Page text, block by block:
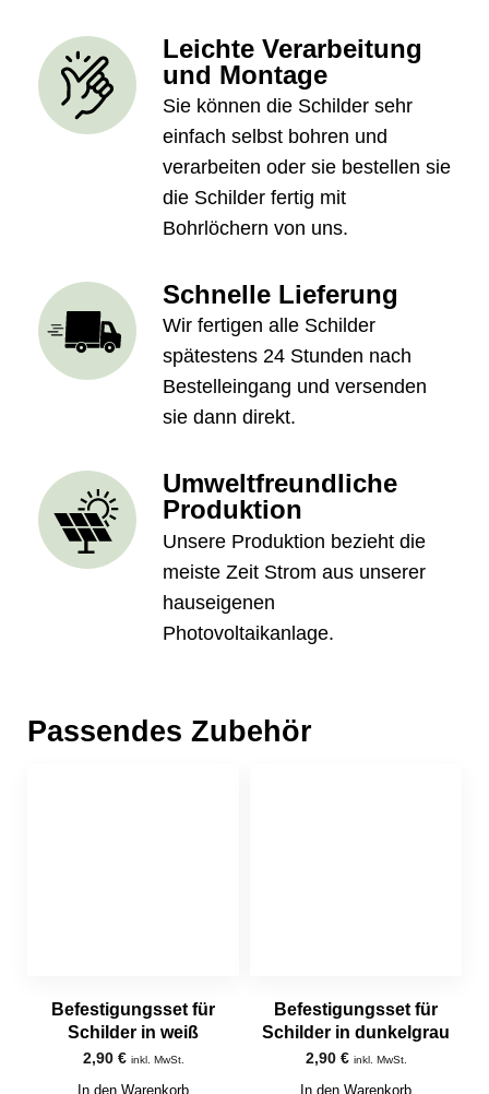
Leichte Verarbeitung
und Montage
Sie können die Schilder sehr
einfach selbst bohren und
verarbeiten oder sie bestellen sie
die Schilder fertig mit
Bohrlöchern von uns.
Schnelle Lieferung
Wir fertigen alle Schilder
spätestens 24 Stunden nach
Bestelleingang und versenden
sie dann direkt.
Umweltfreundliche
Produktion
Unsere Produktion bezieht die
meiste Zeit Strom aus unserer
hauseigenen
Photovoltaikanlage.
Passendes Zubehör
Befestigungsset für
Schilder in weiß
2,90 € inkl. MwSt.
In den Warenkorb
Befestigungsset für
Schilder in dunkelgrau
2,90 € inkl. MwSt.
In den Warenkorb